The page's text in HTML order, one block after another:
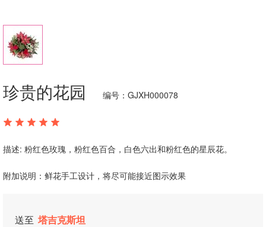
珍贵的花园 编号：GJXH000078
描述: 粉红色玫瑰，粉红色百合，白色六出和粉红色的星辰花。
附加说明：鲜花手工设计，将尽可能接近图示效果
送至 塔吉克斯坦